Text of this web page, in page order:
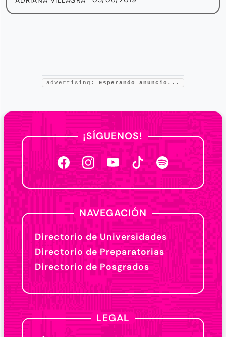
advertising: Esperando anuncio...
¡SÍGUENOS!
NAVEGACIÓN
Directorio de Universidades
Directorio de Preparatorias
Directorio de Posgrados
LEGAL